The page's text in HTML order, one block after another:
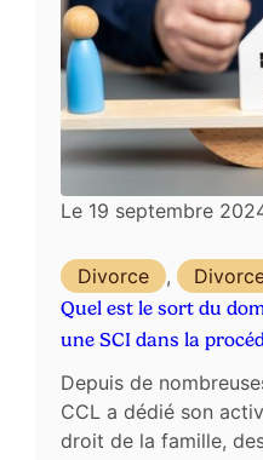
Le 19 septembre
Divorce ,
Quel est le sort du
une SCI dans la
Depuis de
CCL a dédié son
droit de la famille,